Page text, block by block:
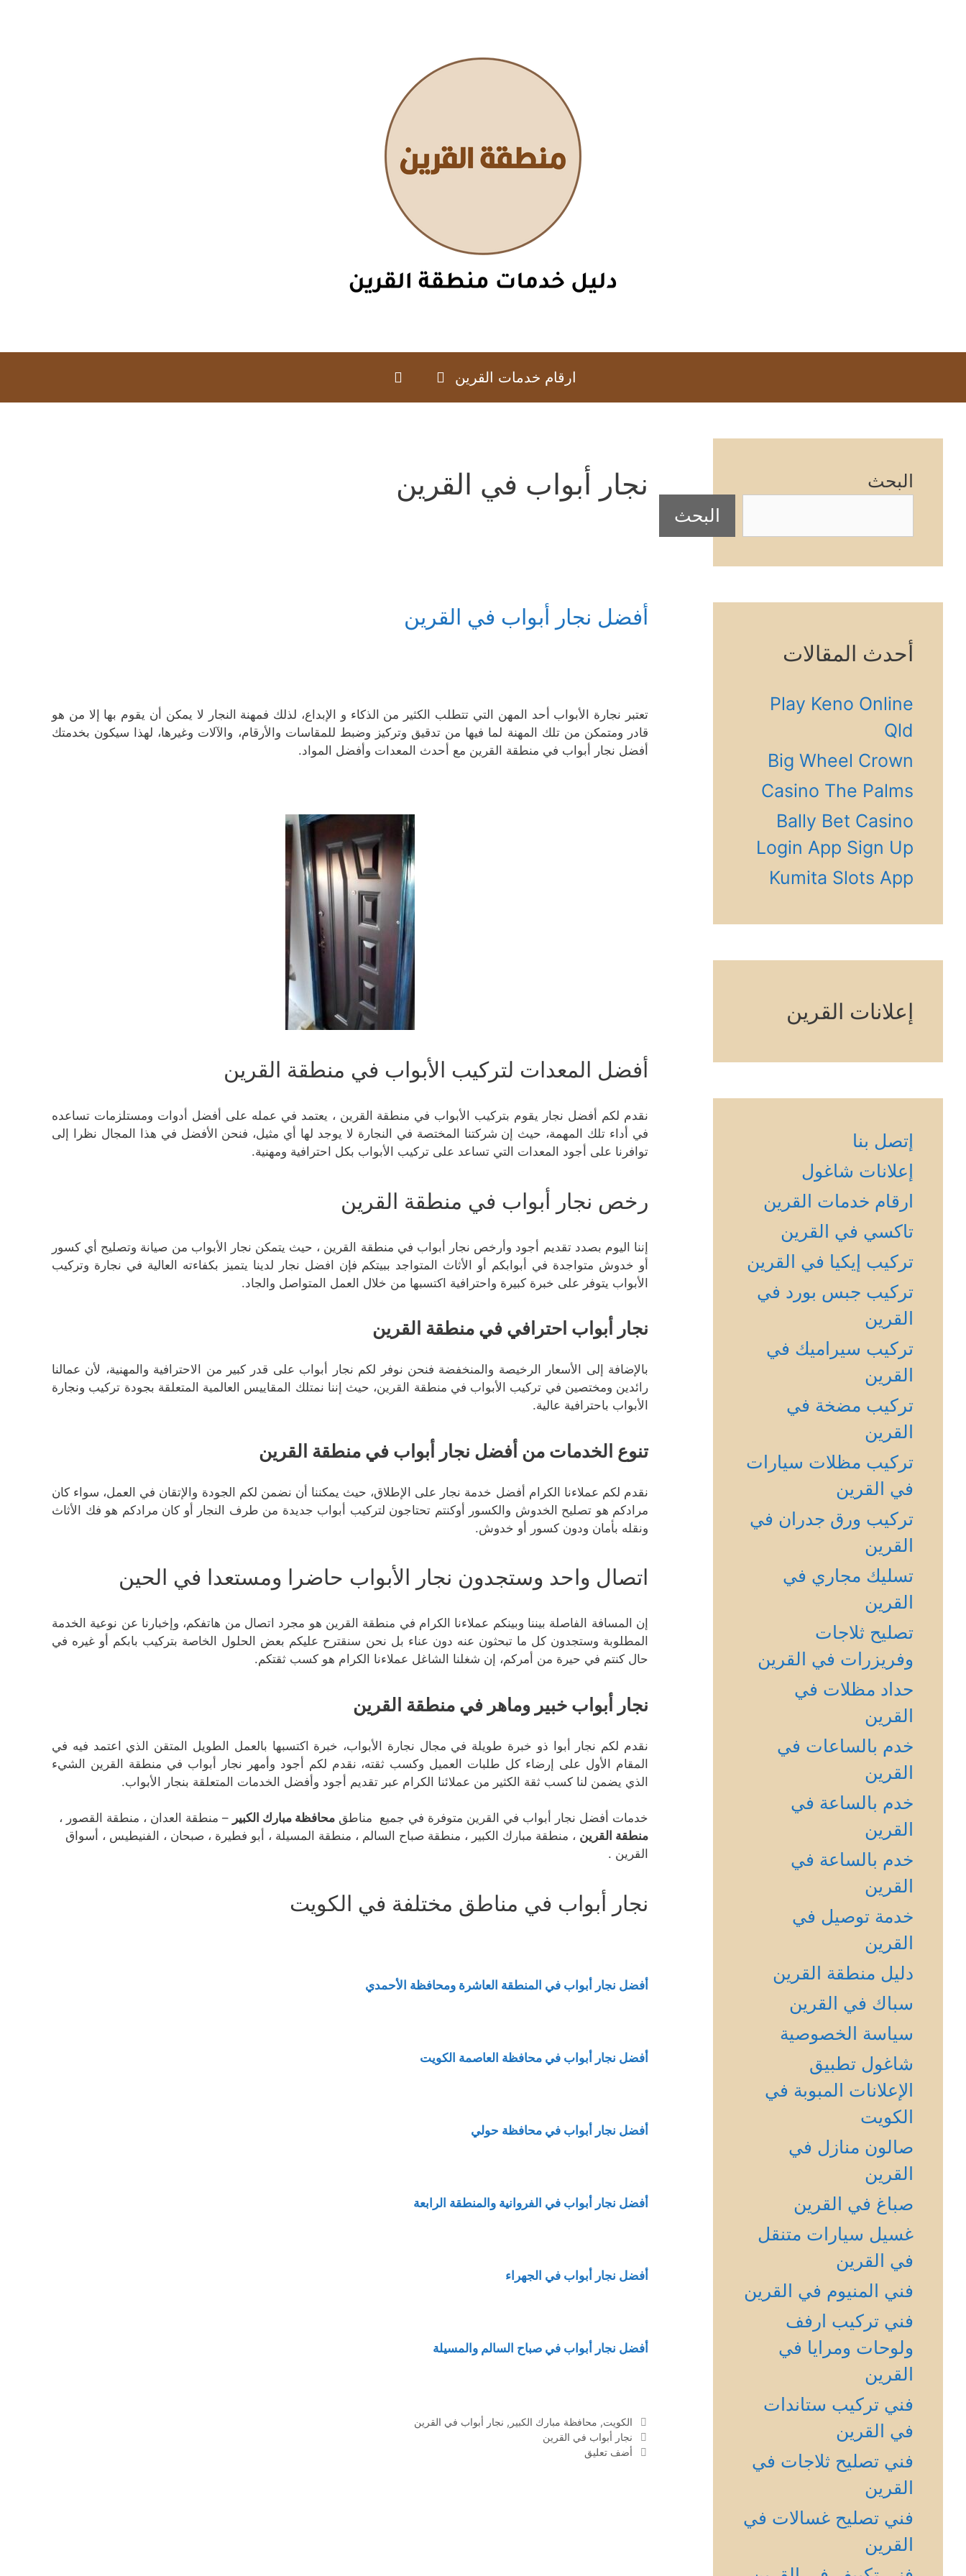
ارقام خدمات القرين
نجار أبواب في القرين
أفضل نجار أبواب في القرين
تعتبر نجارة الأبواب أحد المهن التي تتطلب الكثير من الذكاء و الإبداع، لذلك فمهنة النجار لا يمكن أن يقوم بها إلا من هو
قادر ومتمكن من تلك المهنة لما فيها من تدقيق وتركيز وضبط للمقاسات والأرقام، والآلات وغيرها، لهذا سيكون بخدمتك
أفضل نجار أبواب في منطقة القرين مع أحدث المعدات وأفضل المواد.
أفضل المعدات لتركيب الأبواب في منطقة القرين
نقدم لكم أفضل نجار يقوم بتركيب الأبواب في منطقة القرين ، يعتمد في عمله على أفضل أدوات ومستلزمات تساعده
في أداء تلك المهمة، حيث إن شركتنا المختصة في النجارة لا يوجد لها أي مثيل، فنحن الأفضل في هذا المجال نظرا إلى
توافرنا على أجود المعدات التي تساعد على تركيب الأبواب بكل احترافية ومهنية.
رخص نجار أبواب في منطقة القرين
إننا اليوم بصدد تقديم أجود وأرخص نجار أبواب في منطقة القرين ، حيث يتمكن نجار الأبواب من صيانة وتصليح أي كسور
أو خدوش متواجدة في أبوابكم أو الأثاث المتواجد ببيتكم فإن افضل نجار لدينا يتميز بكفاءته العالية في نجارة وتركيب
الأبواب يتوفر على خبرة كبيرة واحترافية اكتسبها من خلال العمل المتواصل والجاد.
نجار أبواب احترافي في منطقة القرين
بالإضافة إلى الأسعار الرخيصة والمنخفضة فنحن نوفر لكم نجار أبواب على قدر كبير من الاحترافية والمهنية، لأن عمالنا
رائدين ومختصين في تركيب الأبواب في منطقة القرين، حيث إننا نمتلك المقاييس العالمية المتعلقة بجودة تركيب ونجارة
الأبواب باحترافية عالية.
تنوع الخدمات من أفضل نجار أبواب في منطقة القرين
نقدم لكم عملاءنا الكرام أفضل خدمة نجار على الإطلاق، حيث يمكننا أن نضمن لكم الجودة والإتقان في العمل، سواء كان
مرادكم هو تصليح الخدوش والكسور أوكنتم تحتاجون لتركيب أبواب جديدة من طرف النجار أو كان مرادكم هو فك الأثاث
ونقله بأمان ودون كسور أو خدوش.
اتصال واحد وستجدون نجار الأبواب حاضرا ومستعدا في الحين
إن المسافة الفاصلة بيننا وبينكم عملاءنا الكرام في منطقة القرين هو مجرد اتصال من هاتفكم، وإخبارنا عن نوعية الخدمة
المطلوبة وستجدون كل ما تبحثون عنه دون عناء بل نحن سنقترح عليكم بعض الحلول الخاصة بتركيب بابكم أو غيره في
حال كنتم في حيرة من أمركم، إن شغلنا الشاغل عملاءنا الكرام هو كسب ثقتكم.
نجار أبواب خبير وماهر في منطقة القرين
نقدم لكم نجار أبوا ذو خبرة طويلة في مجال نجارة الأبواب، خبرة اكتسبها بالعمل الطويل المتقن الذي اعتمد فيه في
المقام الأول على إرضاء كل طلبات العميل وكسب ثقته، نقدم لكم أجود وأمهر نجار أبواب في منطقة القرين الشيء
الذي يضمن لنا كسب ثقة الكثير من عملائنا الكرام عبر تقديم أجود وأفضل الخدمات المتعلقة بنجار الأبواب.
خدمات أفضل نجار أبواب في القرين متوفرة في جميع مناطق محافظة مبارك الكبير – منطقة العدان ، منطقة القصور ،
منطقة القرين ، منطقة مبارك الكبير ، منطقة صباح السالم ، منطقة المسيلة ، أبو فطيرة ، صبحان ، الفنيطيس ، أسواق
القرين .
نجار أبواب في مناطق مختلفة في الكويت
أفضل نجار أبواب في المنطقة العاشرة ومحافظة الأحمدي
أفضل نجار أبواب في محافظة العاصمة الكويت
أفضل نجار أبواب في محافظة حولي
أفضل نجار أبواب في الفروانية والمنطقة الرابعة
أفضل نجار أبواب في الجهراء
أفضل نجار أبواب في صباح السالم والمسيلة
التصنيفات
الكويت, محافظة مبارك الكبير , نجار أبواب في القرين
الوسوم
نجار أبواب في القرين
أضف تعليق
البحث
البحث
أحدث المقالات
Play Keno Online
Qld
Big Wheel Crown
Casino The Palms
Bally Bet Casino
Login App Sign Up
Kumita Slots App
إعلانات القرين
إتصل بنا
إعلانات شاغول
ارقام خدمات القرين
تاكسي في القرين
تركيب إيكيا في القرين
تركيب جبس بورد في
القرين
تركيب سيراميك في
القرين
تركيب مضخة في
القرين
تركيب مظلات سيارات
في القرين
تركيب ورق جدران في
القرين
تسليك مجاري في
القرين
تصليح ثلاجات
وفريزرات في القرين
حداد مظلات في
القرين
خدم بالساعات في
القرين
خدم بالساعة في
القرين
خدم بالساعة في
القرين
خدمة توصيل في
القرين
دليل منطقة القرين
سباك في القرين
سياسة الخصوصية
شاغول تطبيق
الإعلانات المبوبة في
الكويت
صالون منازل في
القرين
صباغ في القرين
غسيل سيارات متنقل
في القرين
فني المنيوم في القرين
فني تركيب ارفف
ولوحات ومرايا في
القرين
فني تركيب ستاندات
في القرين
فني تصليح ثلاجات في
القرين
فني تصليح غسالات في
القرين